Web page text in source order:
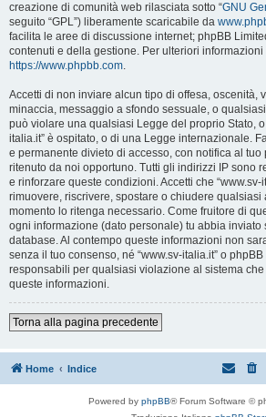
creazione di comunità web rilasciata sotto “GNU
seguito “GPL”) liberamente scaricabile da
facilita le aree di discussione internet; phpBB
contenuti e della gestione. Per ulteriori informazioni
https://www.phpbb.com.
Accetti di non inviare alcun tipo di offesa, oscenità,
minaccia, messaggio a sfondo sessuale, o
può violare una qualsiasi Legge del proprio Stato,
italia.it” è ospitato, o di una Legge internazionale.
e permanente divieto di accesso, con notifica al tuo
ritenuto da noi opportuno. Tutti gli indirizzi IP sono
e rinforzare queste condizioni. Accetti che “www.sv-
rimuovere, riscrivere, spostare o chiudere qualsiasi
momento lo ritenga necessario. Come fruitore di
ogni informazione (dato personale) tu abbia inviato
database. Al contempo queste informazioni non
senza il tuo consenso, né “www.sv-italia.it” o
responsabili per qualsiasi violazione al sistema
queste informazioni.
Torna alla pagina precedente
Home Indice
Powered by phpBB® Forum Software ©